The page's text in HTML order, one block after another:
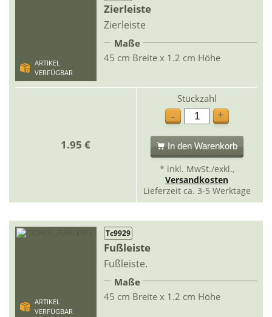
ARTIKEL
VERFÜGBAR
Zierleiste
Zierleiste
Maße
45 cm Breite x 1.2 cm Höhe
1.95 €
Stückzahl
-
+
In den Warenkorb
* inkl. MwSt./exkl.,
Versandkosten
Lieferzeit ca. 3-5 Werktage
ARTIKEL
VERFÜGBAR
Tc9929
Fußleiste
Fußleiste.
Maße
45 cm Breite x 1.2 cm Höhe